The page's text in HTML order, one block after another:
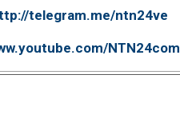
telegram.me/ntn24ve
NTN24com